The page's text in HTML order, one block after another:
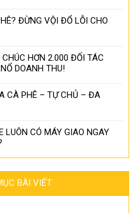
ĐỪNG VỘI ĐỔ LỖI CHO
HƠN 2.000 ĐỐI TÁC
DOANH THU!
CÀ PHÊ – TỰ CHỦ – ĐA
LUÔN CÓ MÁY GIAO NGAY
BÀI VIẾT